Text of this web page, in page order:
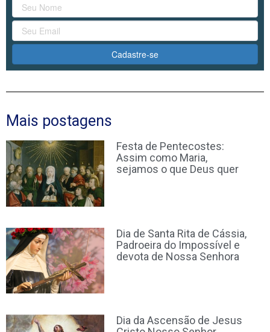
Cadastre-se
Mais postagens
Festa de Pentecostes:
Assim como Maria,
sejamos o que Deus quer
Dia de Santa Rita de Cássia,
Padroeira do Impossível e
devota de Nossa Senhora
Dia da Ascensão de Jesus